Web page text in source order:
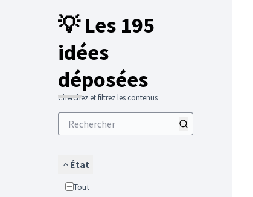
💡 Les 195
idées
déposées
Cherchez et filtrez les contenus
État
Tout